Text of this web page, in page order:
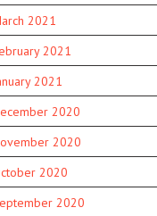
2021
2021
2021
2020
2020
2020
2020